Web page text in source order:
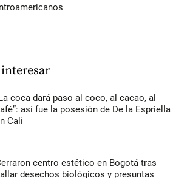
coca dará paso al coco, al cacao, al
así fue la posesión de De la Espriella
Cali
centro estético en Bogotá tras
desechos biológicos y presuntas